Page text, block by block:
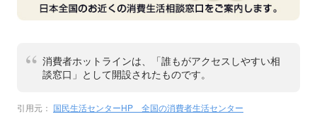
消費者ホットラインは、「誰もがアクセスしやすい相
談窓口」として開設されたものです。
引用元： 国民生活センターHP 全国の消費者生活センター